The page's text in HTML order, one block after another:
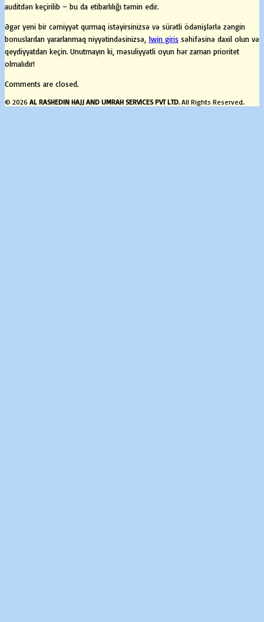
auditdən keçirilib – bu da etibarlılığı təmin edir.
Əgər yeni bir cəmiyyət qurmaq istəyirsinizsə və sürətli ödənişlərlə zəngin
bonuslardan yararlanmaq niyyətindəsinizsə, 1win giris səhifəsinə daxil olun və
qeydiyyatdan keçin. Unutmayın ki, məsuliyyətli oyun hər zaman prioritet
olmalıdır!
Comments are closed.
© 2026 AL RASHEDIN HAJJ AND UMRAH SERVICES PVT LTD. All Rights Reserved.